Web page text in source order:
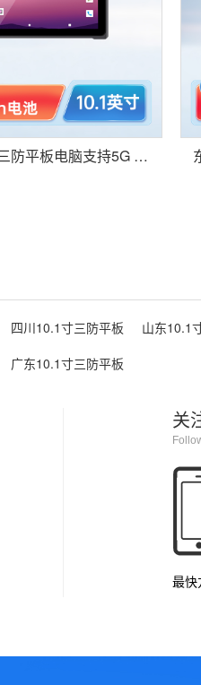
东田10.1英寸三防平板电脑支持5G IP65级防护MES工厂产线管理巡检-DTZ-R8083E
四川10.1寸三防平板 山东10.1
广东10.1寸三防平板
关
最快